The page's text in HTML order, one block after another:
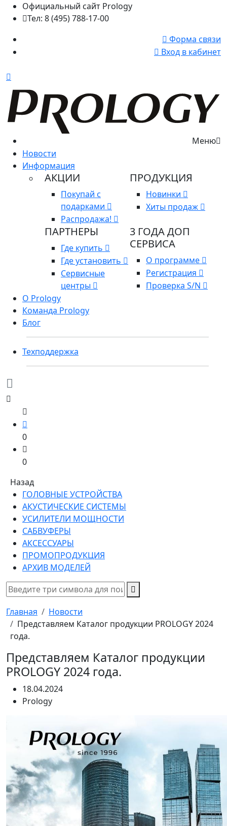
Официальный сайт Prology
Тел: 8 (495) 788-17-00
Форма связи
Вход в кабинет
Меню
Новости
Информация
АКЦИИ
Покупай с
подарками
Распродажа!
ПРОДУКЦИЯ
Новинки
Хиты продаж
ПАРТНЕРЫ
Где купить
Где установить
Сервисные
центры
3 ГОДА ДОП
СЕРВИСА
О программе
Регистрация
Проверка S/N
О Prology
Команда Prology
Блог
Техподдержка
0
0
Назад
ГОЛОВНЫЕ УСТРОЙСТВА
АКУСТИЧЕСКИЕ СИСТЕМЫ
УСИЛИТЕЛИ МОЩНОСТИ
САБВУФЕРЫ
АКСЕССУАРЫ
ПРОМОПРОДУКЦИЯ
АРХИВ МОДЕЛЕЙ
Главная
Новости
Представляем Каталог продукции PROLOGY 2024
года.
Представляем Каталог продукции
PROLOGY 2024 года.
18.04.2024
Prology